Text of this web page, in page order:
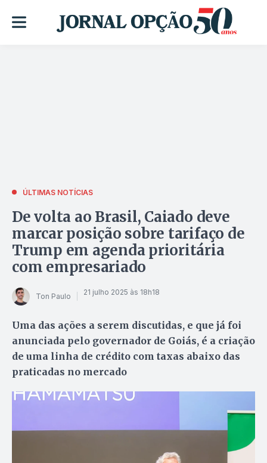
ÚLTIMAS NOTÍCIAS
De volta ao Brasil, Caiado deve
marcar posição sobre tarifaço de
Trump em agenda prioritária
com empresariado
Ton Paulo 21 julho 2025 às 18h18
Uma das ações a serem discutidas, e que já foi
anunciada pelo governador de Goiás, é a criação
de uma linha de crédito com taxas abaixo das
praticadas no mercado